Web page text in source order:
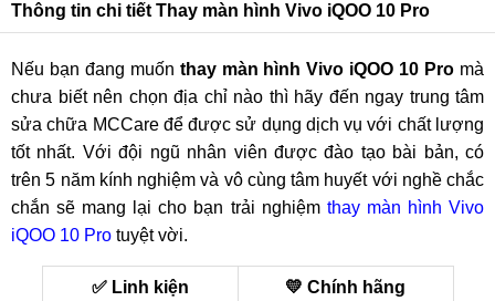
Thông tin chi tiết Thay màn hình Vivo iQOO 10 Pro
Nếu bạn đang muốn thay màn hình Vivo iQOO 10 Pro mà
chưa biết nên chọn địa chỉ nào thì hãy đến ngay trung tâm
sửa chữa MCCare để được sử dụng dịch vụ với chất lượng
tốt nhất. Với đội ngũ nhân viên được đào tạo bài bản, có
trên 5 năm kính nghiệm và vô cùng tâm huyết với nghề chắc
chắn sẽ mang lại cho bạn trải nghiệm thay màn hình Vivo
iQOO 10 Pro tuyệt vời.
✅ Linh kiện 💛 Chính hãng